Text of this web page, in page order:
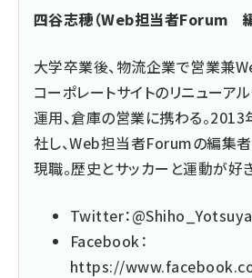
四谷志穂（Web担当者Forum
大学卒業後、物流企業で営業兼
コーポレートサイトのリニューア
運用、倉庫の営業に携わる。2013
社し、Web担当者Forumの編集
現職。歴史とサッカーと運動が好き
Twitter：@Shiho_Yotsuya
Facebook：
https://